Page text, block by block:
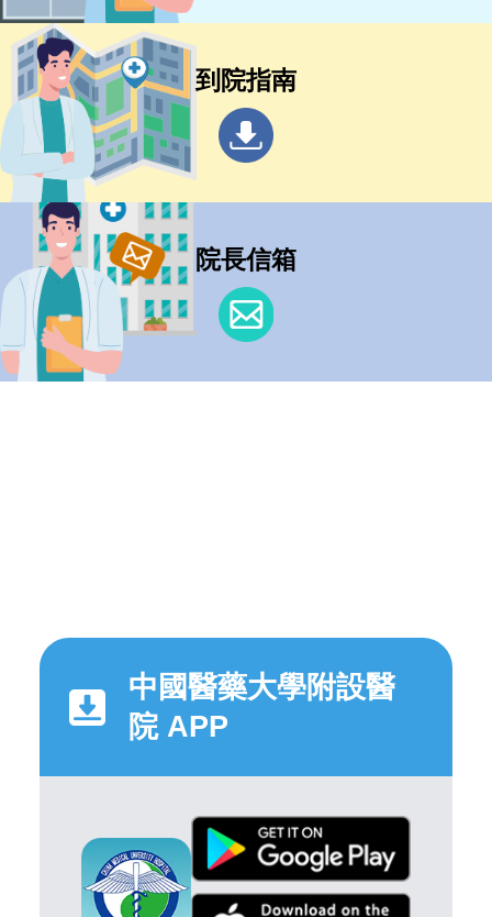
到院指南
院長信箱
中國醫藥大學附設醫
院 APP